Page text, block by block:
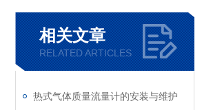
相关文章
RELATED ARTICLES
热式气体质量流量计的安装与维护